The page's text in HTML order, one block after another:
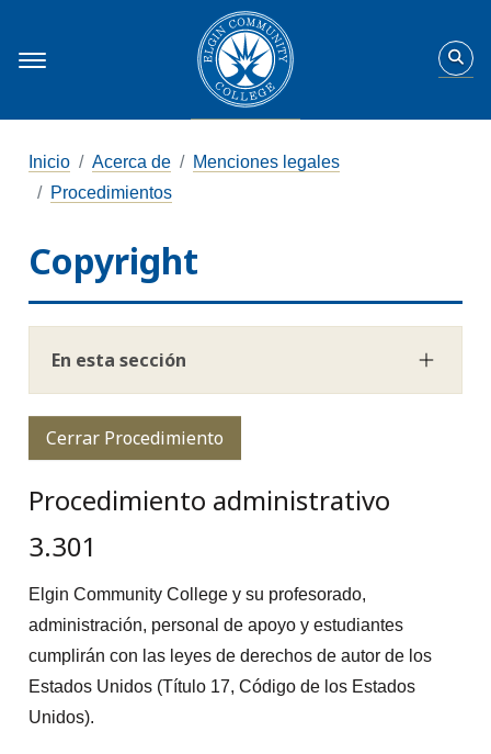
Inicio Acerca de
Menciones legales
Procedimientos
Copyright
En esta sección
Cerrar Procedimiento
Procedimiento administrativo
3.301
Elgin Community College y su profesorado,
administración, personal de apoyo y estudiantes
cumplirán con las leyes de derechos de autor de los
Estados Unidos (Título 17, Código de los Estados
Unidos).